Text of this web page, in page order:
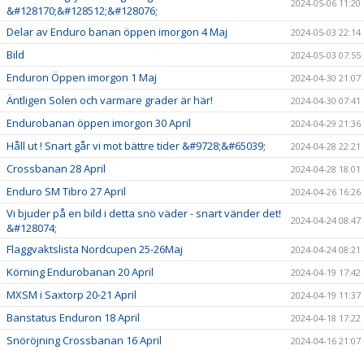
&#128170;&#128512;&#128076;
2024-05-06 11:20
Delar av Enduro banan öppen imorgon 4 Maj 2024-05-03 22:14
Bild 2024-05-03 07:55
Enduron Öppen imorgon 1 Maj 2024-04-30 21:07
Äntligen Solen och varmare grader är här! 2024-04-30 07:41
Endurobanan öppen imorgon 30 April 2024-04-29 21:36
Håll ut ! Snart går vi mot bättre tider &#9728;&#65039; 2024-04-28 22:21
Crossbanan 28 April 2024-04-28 18:01
Enduro SM Tibro 27 April 2024-04-26 16:26
Vi bjuder på en bild i detta snö väder - snart vänder det!
&#128074;
2024-04-24 08:47
Flaggvaktslista Nordcupen 25-26Maj 2024-04-24 08:21
Körning Endurobanan 20 April 2024-04-19 17:42
MXSM i Saxtorp 20-21 April 2024-04-19 11:37
Banstatus Enduron 18 April 2024-04-18 17:22
Snöröjning Crossbanan 16 April 2024-04-16 21:07